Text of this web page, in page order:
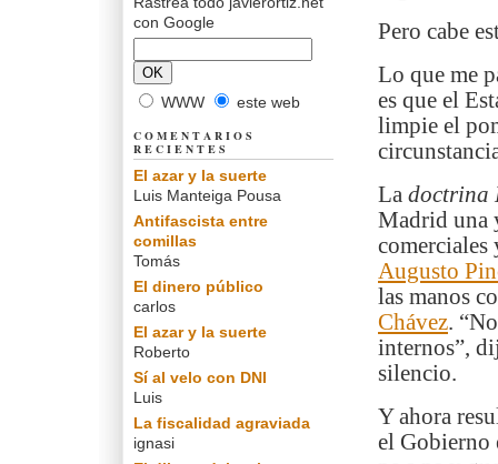
Pero cabe
Lo que me
es que el
limpie el
La doctrina
Madrid una
comerciales
Augusto
las manos
Chávez.
internos”,
silencio.
Y ahora
el Gobierno
con Google
WWW este web
COMENTARIOS
RECIENTES
El azar y la suerte
Luis Manteiga Pousa
Antifascista entre
comillas
Tomás
El dinero público
carlos
El azar y la suerte
Roberto
Sí al velo con DNI
Luis
La fiscalidad agraviada
ignasi